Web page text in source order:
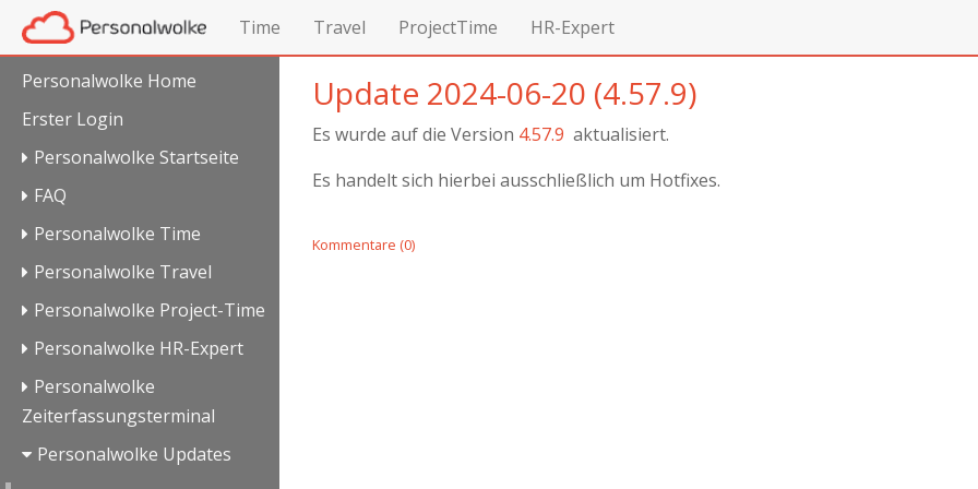
Time Travel ProjectTime HR-Expert
Personalwolke Home
Erster Login
Personalwolke Startseite
FAQ
Personalwolke Time
Personalwolke Travel
Personalwolke Project-Time
Personalwolke HR-Expert
Personalwolke
Zeiterfassungsterminal
Personalwolke Updates
Update 2024-06-20 (4.57.9)
Es wurde auf die Version 4.57.9 aktualisiert.
Es handelt sich hierbei ausschließlich um Hotfixes.
Kommentare (0)